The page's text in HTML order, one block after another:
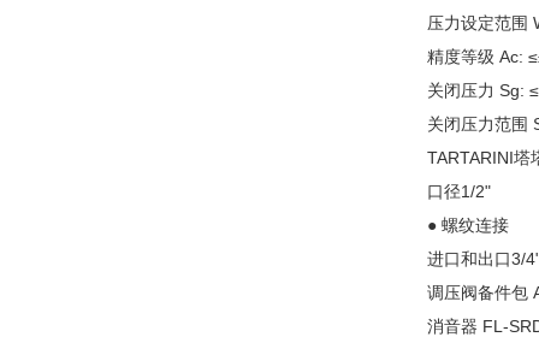
压力设定范围
精度等级 Ac:
关闭压力 Sg:
关闭压力范围
TARTARINI塔
口径1/2"
● 螺纹连接
进口和出口3/
调压阀备件包
消音器 FL-